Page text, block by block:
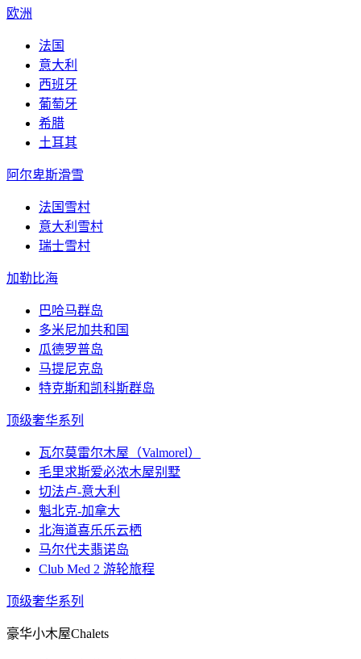
欧洲
法国
意大利
西班牙
葡萄牙
希腊
土耳其
阿尔卑斯滑雪
法国雪村
意大利雪村
瑞士雪村
加勒比海
巴哈马群岛
多米尼加共和国
瓜德罗普岛
马提尼克岛
特克斯和凯科斯群岛
顶级奢华系列
瓦尔莫雷尔木屋（Valmorel）
毛里求斯爱必浓木屋别墅
切法卢-意大利
魁北克-加拿大
北海道喜乐乐云栖
马尔代夫翡诺岛
Club Med 2 游轮旅程
顶级奢华系列
豪华小木屋Chalets